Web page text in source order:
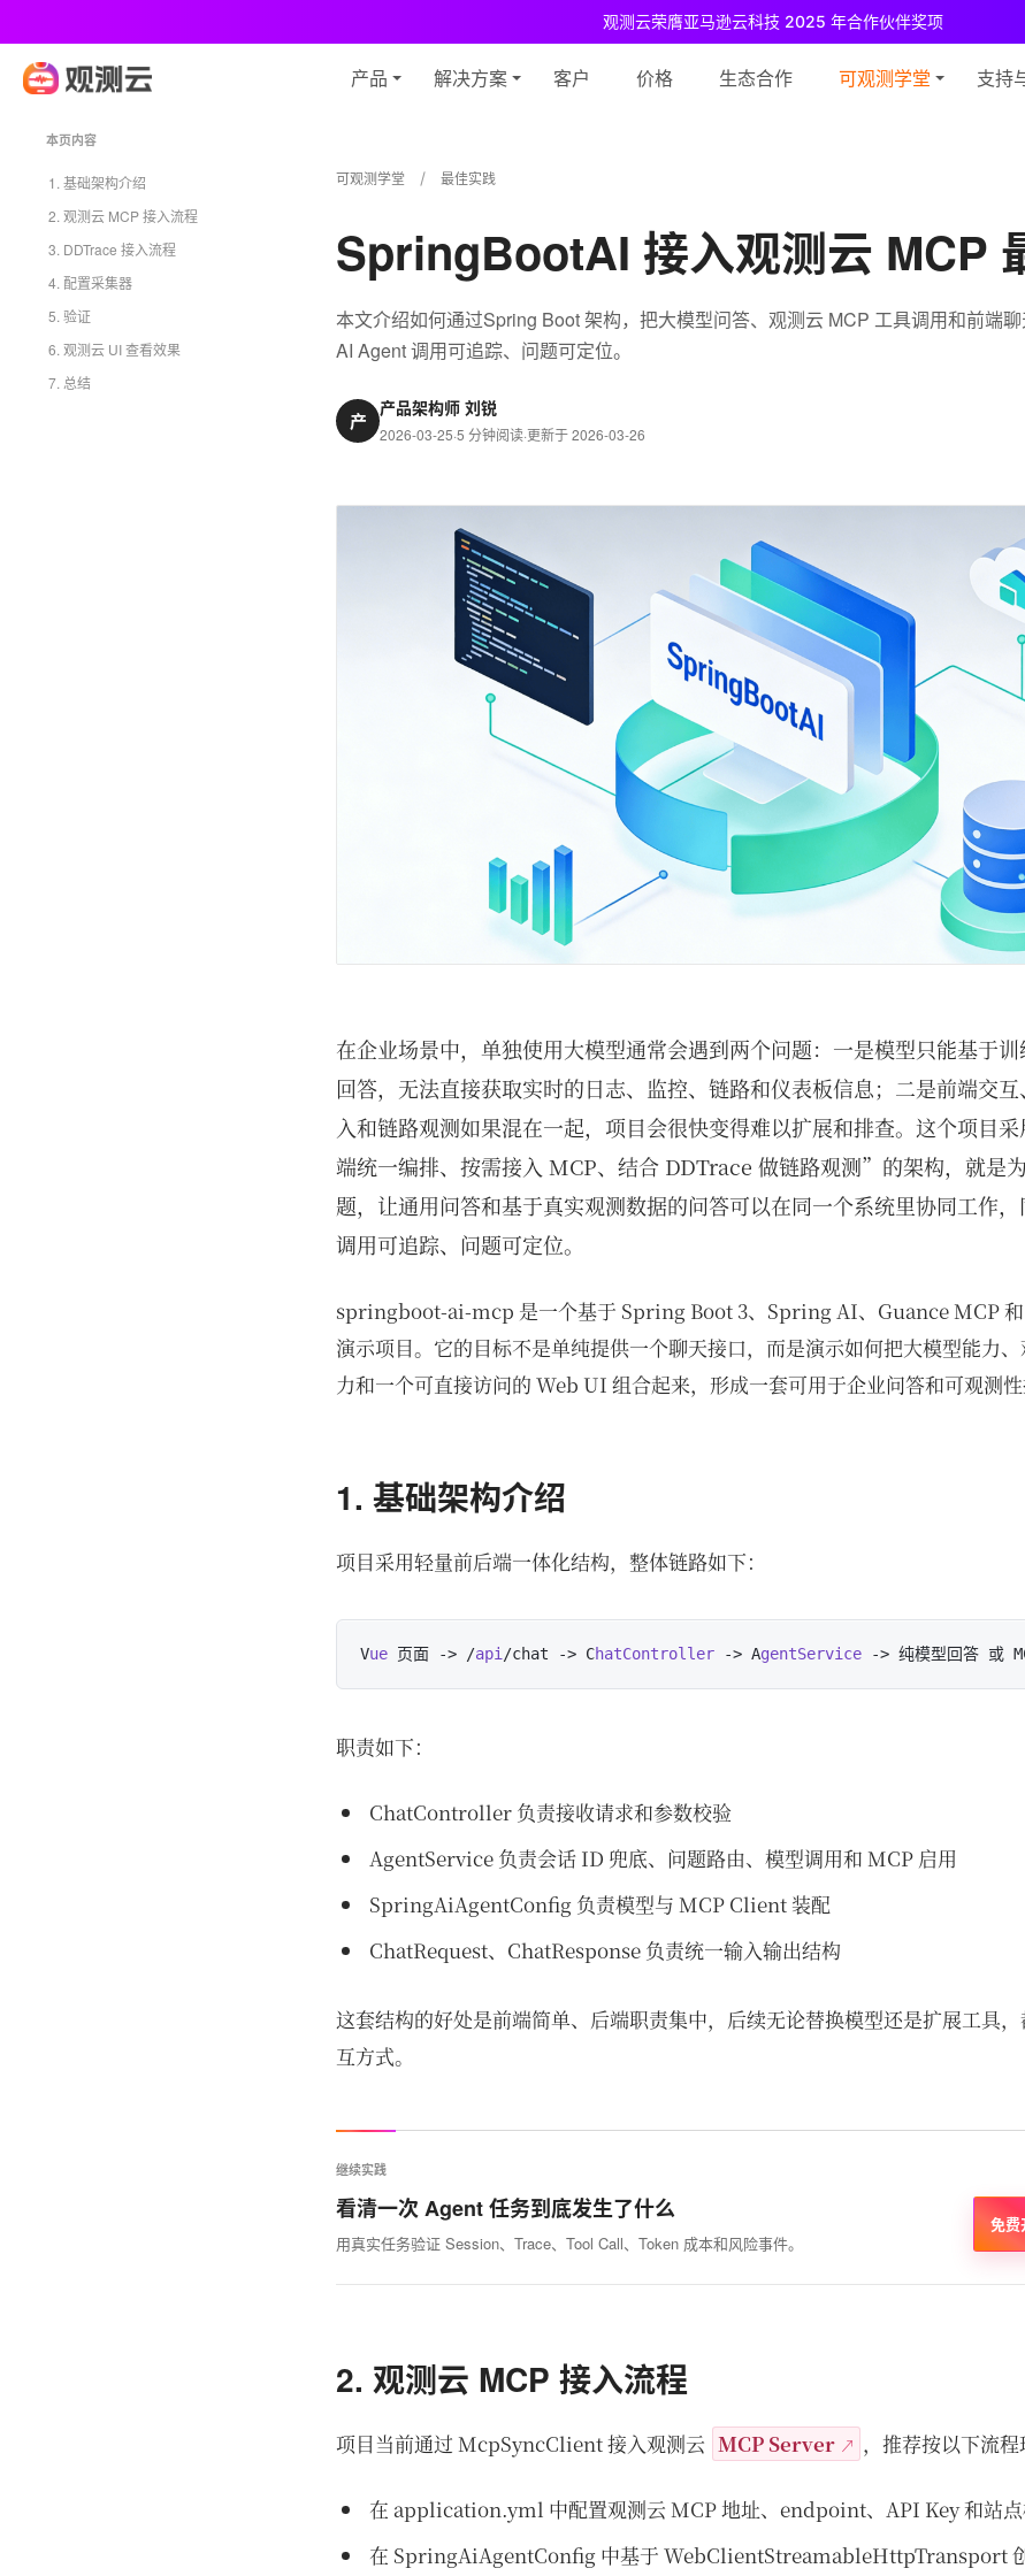
观测云荣膺亚马逊云科技 2025 年合作伙伴奖项
观测云免费版现已推出！ 专为中小团队与个人开发者设计，立享强大可观
产品 解决方案 客户 价格 生态合作 可观测学堂 支持
可观测学堂 最佳实践
SpringBootAI 接入观测云 MCP
本文介绍如何通过Spring Boot 架构，把大模型问答、观测云 MCP 工具调用和前端
AI Agent 调用可追踪、问题可定位。
产
产品架构师 刘锐
2026-03-25·5 分钟阅读·更新于 2026-03-26
本页内容
1. 基础架构介绍
2. 观测云 MCP 接入流程
3. DDTrace 接入流程
4. 配置采集器
5. 验证
6. 观测云 UI 查看效果
7. 总结
在企业场景中，单独使用大模型通常会遇到两个问题：一是模型只能基于
回答，无法直接获取实时的日志、监控、链路和仪表板信息；二是前端交
入和链路观测如果混在一起，项目会很快变得难以扩展和排查。这个项目
端统一编排、按需接入 MCP、结合 DDTrace 做链路观测”的架构，就是
题，让通用问答和基于真实观测数据的问答可以在同一个系统里协同工作，
调用可追踪、问题可定位。
springboot-ai-mcp 是一个基于 Spring Boot 3、Spring AI、Guance MCP
演示项目。它的目标不是单纯提供一个聊天接口，而是演示如何把大模型能力
力和一个可直接访问的 Web UI 组合起来，形成一套可用于企业问答和可观测性
1. 基础架构介绍
项目采用轻量前后端一体化结构，整体链路如下：
Vue 页面 -> /api /chat -> ChatController -> AgentService ->
职责如下：
ChatController 负责接收请求和参数校验
AgentService 负责会话 ID 兜底、问题路由、模型调用和 MCP 启用
SpringAiAgentConfig 负责模型与 MCP Client 装配
ChatRequest、ChatResponse 负责统一输入输出结构
这套结构的好处是前端简单、后端职责集中，后续无论替换模型还是扩展工具
互方式。
继续实践
看清一次 Agent 任务到底发生了什么
用真实任务验证 Session、Trace、Tool Call、Token 成本和风险事件。
免费
2. 观测云 MCP 接入流程
项目当前通过 McpSyncClient 接入观测云 MCP Server ，推荐按以下流程
在 application.yml 中配置观测云 MCP 地址、endpoint、API Key 和站点
在 SpringAiAgentConfig 中基于 WebClientStreamableHttpTransport